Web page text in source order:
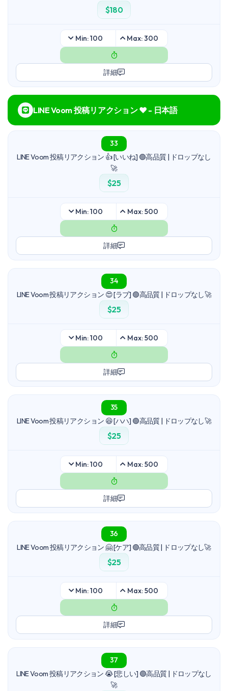
$180
Min: 100 Max: 300
詳細
LINE Voom 投稿リアクション ❤️ - 日本語
33
LINE Voom 投稿リアクション 👍 [いいね] 🟢高品質 | ドロップなし
🚀
$25
Min: 100 Max: 500
詳細
34
LINE Voom 投稿リアクション 😍 [ラブ] 🟢高品質 | ドロップなし🚀
$25
Min: 100 Max: 500
詳細
35
LINE Voom 投稿リアクション 😆 [ハハ] 🟢高品質 | ドロップなし🚀
$25
Min: 100 Max: 500
詳細
36
LINE Voom 投稿リアクション 🤗 [ケア] 🟢高品質 | ドロップなし🚀
$25
Min: 100 Max: 500
詳細
37
LINE Voom 投稿リアクション 😭 [悲しい] 🟢高品質 | ドロップなし
🚀